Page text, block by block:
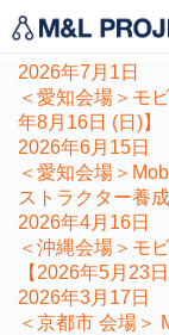
お知らせ
2026年7月1日
＜愛知会場＞モ
年8月16日 (日)】
2026年6月15日
＜愛知会場＞
ストラクター養
2026年4月16日
＜沖縄会場＞モ
【2026年5月23日
2026年3月17日
＜京都市 会場＞